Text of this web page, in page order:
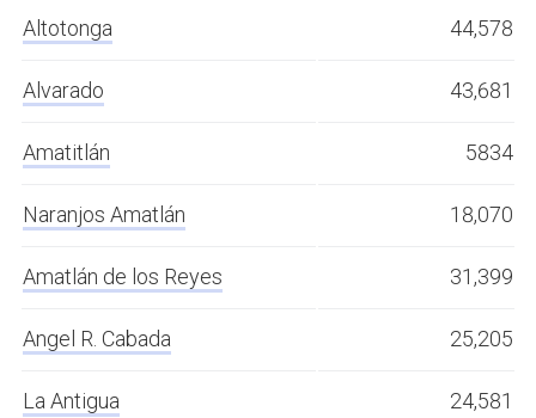
Altotonga 44,578
Alvarado 43,681
Amatitlán 5834
Naranjos Amatlán 18,070
Amatlán de los Reyes 31,399
Angel R. Cabada 25,205
La Antigua 24,581